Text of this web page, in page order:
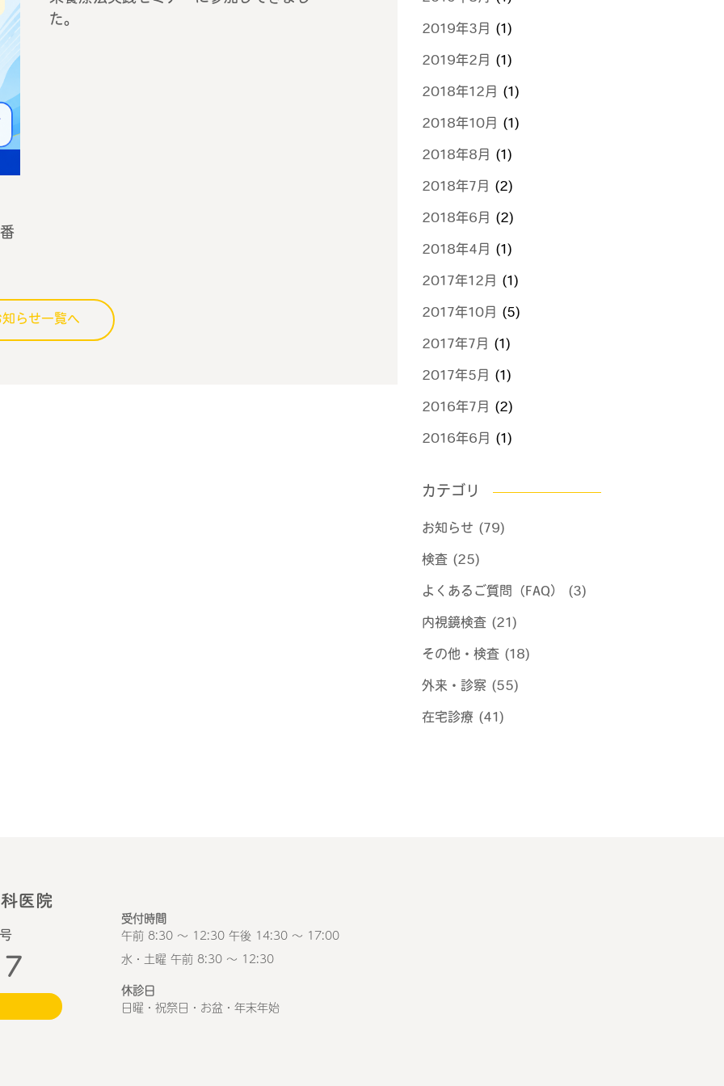
た。
知らせ一覧へ
2019年3月 (1)
2019年2月 (1)
2018年12月 (1)
2018年10月 (1)
2018年8月 (1)
2018年7月 (2)
2018年6月 (2)
2018年4月 (1)
2017年12月 (1)
2017年10月 (5)
2017年7月 (1)
2017年5月 (1)
2016年7月 (2)
2016年6月 (1)
カテゴリ
お知らせ (79)
検査 (25)
よくあるご質問（FAQ） (3)
内視鏡検査 (21)
その他・検査 (18)
外来・診察 (55)
在宅診療 (41)
受付時間
午前 8:30 ～ 12:30 午後 14:30 ～ 17:00
水・土曜 午前 8:30 ～ 12:30
休診日
日曜・祝祭日・お盆・年末年始